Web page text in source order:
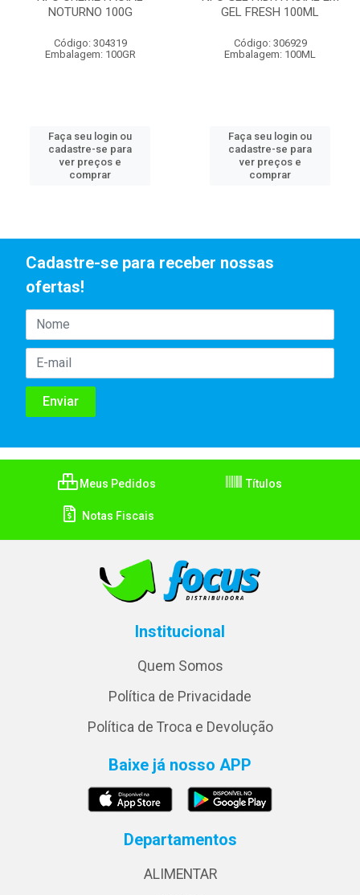
NOTURNO 100G
Código: 304319
Embalagem: 100GR
Faça seu login ou
cadastre-se para
ver preços e
comprar
GEL FRESH 100ML
Código: 306929
Embalagem: 100ML
Faça seu login ou
cadastre-se para
ver preços e
comprar
Cadastre-se para receber nossas
ofertas!
Meus Pedidos Títulos
Notas Fiscais
Institucional
Quem Somos
Política de Privacidade
Política de Troca e Devolução
Baixe já nosso APP
Departamentos
ALIMENTAR